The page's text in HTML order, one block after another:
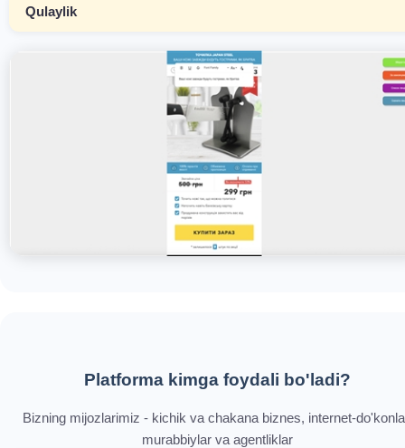
Qulaylik
Platforma kimga foydali bo'ladi?
Bizning mijozlarimiz - kichik va chakana biznes, internet-
murabbiylar va agentliklar